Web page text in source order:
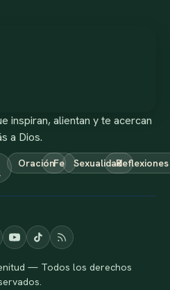
inspiran, alientan y te acercan
a Dios.
OraciónFe SexualidadReflexiones
— Todos los derechos